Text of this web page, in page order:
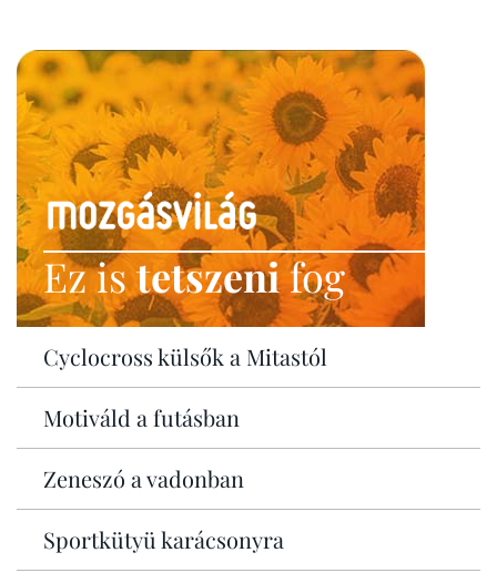
Ez istetszenifog
Cyclocross külsők a Mitastól
Motiváld a futásban
Zeneszó a vadonban
Sportkütyü karácsonyra